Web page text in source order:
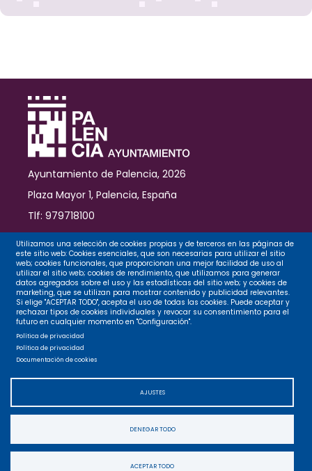
Ayuntamiento de Palencia, 2026
Plaza Mayor 1, Palencia, España
Tlf: 979718100
Contacto
Legal
Privacidad
Accesibilidad
Mapa web
Utilizamos una selección de cookies propias y de terceros en las páginas de
este sitio web: Cookies esenciales, que son necesarias para utilizar el sitio
web; cookies funcionales, que proporcionan una mejor facilidad de uso al
utilizar el sitio web; cookies de rendimiento, que utilizamos para generar
datos agregados sobre el uso y las estadísticas del sitio web; y cookies de
marketing, que se utilizan para mostrar contenido y publicidad relevantes.
Si elige "ACEPTAR TODO", acepta el uso de todas las cookies. Puede aceptar y
rechazar tipos de cookies individuales y revocar su consentimiento para el
futuro en cualquier momento en "Configuración".
Política de privacidad
Política de privacidad
Documentación de cookies
AJUSTES
DENEGAR TODO
ACEPTAR TODO